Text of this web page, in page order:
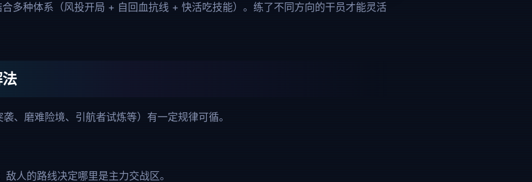
多种体系（风投开局 + 自回血抗线 + 快活吃技能）。练了不同方向的干员才能灵活
、磨难险境、引航者试炼等）有一定规律可循。
敌人的路线决定哪里是主力交战区。